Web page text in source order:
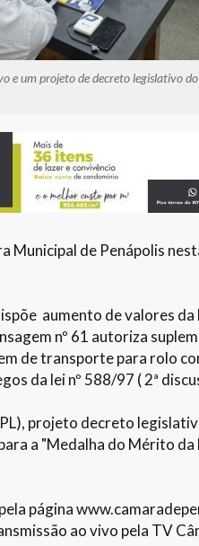
e um projeto de decreto legislativo
Municipal de Penápolis
aumento de valores da
nº 61 autoriza
de transporte para rolo
da lei nº 588/97 ( 2ª
projeto decreto
a "Medalha do Mérito da
página
ao vivo pela TV